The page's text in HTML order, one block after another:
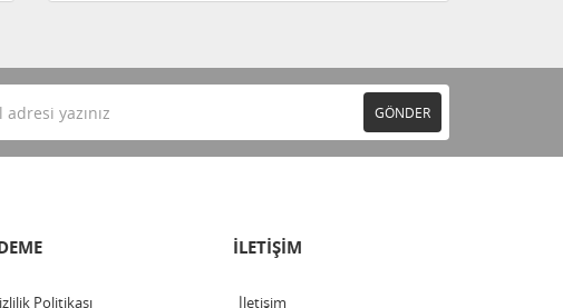
GÖNDER
Politikası
İLETİŞİM
İletişim